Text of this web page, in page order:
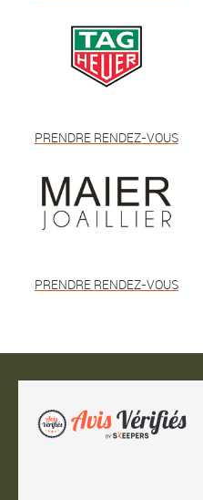
PRENDRE RENDEZ-VOUS
PRENDRE RENDEZ-VOUS